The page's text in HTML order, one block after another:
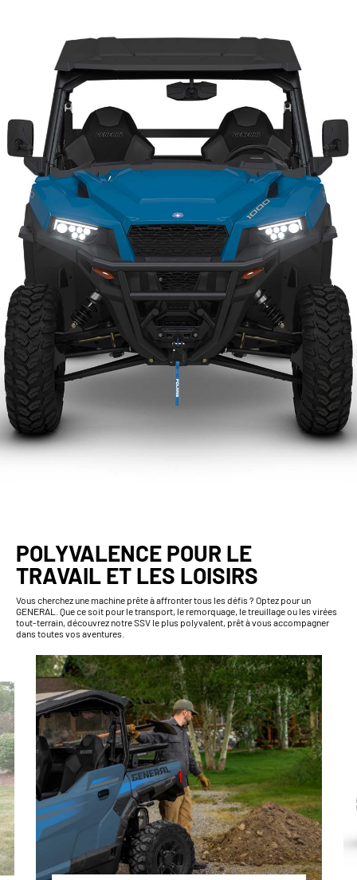
POLYVALENCE POUR LE
TRAVAIL ET LES LOISIRS
Vous cherchez une machine prête à affronter tous les défis ? Optez pour un
GENERAL. Que ce soit pour le transport, le remorquage, le treuillage ou les virées
tout-terrain, découvrez notre SSV le plus polyvalent, prêt à vous accompagner
dans toutes vos aventures.